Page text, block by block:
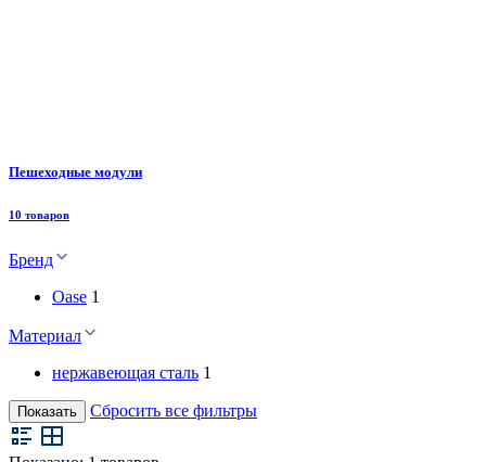
Пешеходные модули
10 товаров
Бренд
Oase 1
Материал
нержавеющая сталь 1
Показать Сбросить все фильтры